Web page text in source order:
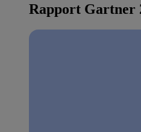
Rapport Gartner